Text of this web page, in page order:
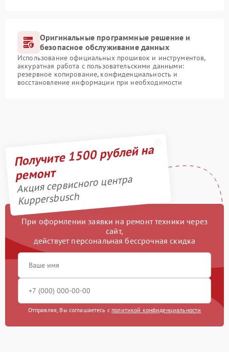
Оригинальные программные решение и
безопасное обслуживание данных
Использование официальных прошивок и инструментов,
аккуратная работа с пользовательскими данными:
резервное копирование, конфиденциальность и
восстановление информации при необходимости
Получите 1500 рублей на
ремонт
Акция сервисного центра
Kuppersbusch
При оформлении заявки на ремонт техники через
сайт,
действует персональная бессрочная скидка
Отправляя, Вы соглашаетесь с политикой конфиденциальности